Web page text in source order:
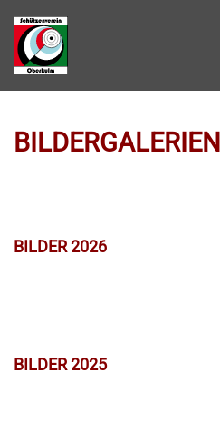
Zum Hauptinhalt springen
BILDERGALERIEN
BILDER 2026
BILDER 2025